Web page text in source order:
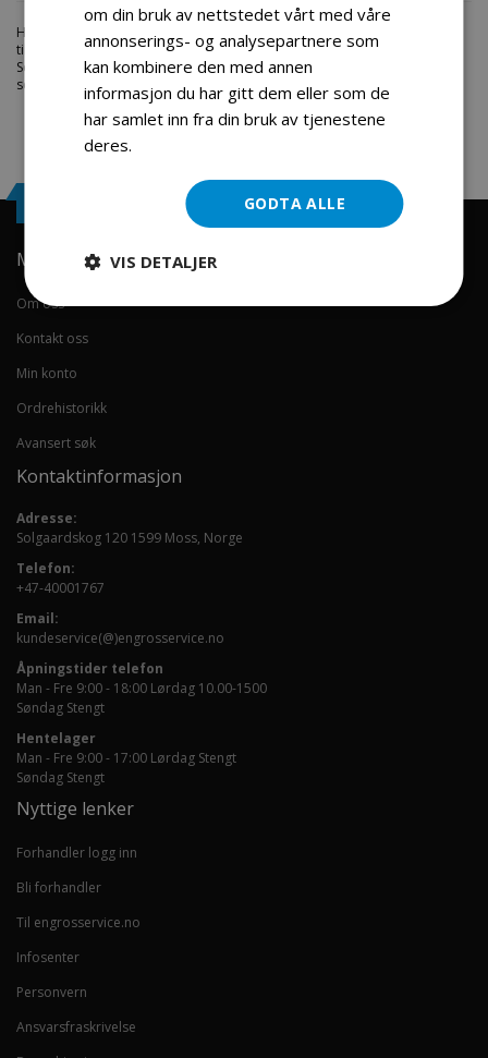
Hos engrosservice.no får du kjøpt
avr voltregulator dieselaggregat
til markedets beste priser. Bestill enaggregat-deleri dag fra Engros
Service. Vi har et stort utvalg av produkter innen: Hjem, sport og fritids
segmentet. Velkommen skal du være.
Min konto
Om oss
Kontakt oss
Min konto
Ordrehistorikk
Avansert søk
Kontaktinformasjon
Adresse:
Solgaardskog 120 1599 Moss, Norge
Telefon:
+47-40001767
Email:
kundeservice(@)engrosservice.no
Åpningstider telefon
Man - Fre 9:00 - 18:00 Lørdag 10.00-1500
Søndag Stengt
Hentelager
Man - Fre 9:00 - 17:00 Lørdag Stengt
Søndag Stengt
Nyttige lenker
Forhandler logg inn
Bli forhandler
Til engrosservice.no
Infosenter
Personvern
Ansvarsfraskrivelse
om din bruk av nettstedet vårt med våre
annonserings- og analysepartnere som
kan kombinere den med annen
informasjon du har gitt dem eller som de
har samlet inn fra din bruk av tjenestene
deres.
GODTA ALLE
VIS DETALJER